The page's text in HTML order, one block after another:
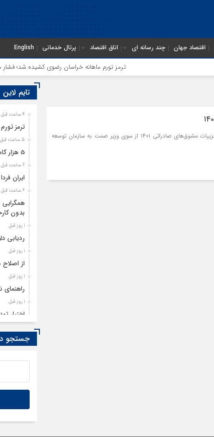
اقتصاد جهان چند رسانه ای اتاق اقتصاد پرتال خدماتی English
ترمز تورم ماهانه خراسان رضوی کشیده شد؛ فشار
با گذشت نزدیک به نیمی از سال جزییات مشوق‌های صادراتی ۱۴۰۱ از سوی وزیر صمت به سازمان توسعه
تایم لاین
4 ساعت قبل
ترمز
5 ساعت قبل
5 هزار کامیون متوقف در مرز دوغارون؛ ترانزیت ایران در آزمون بزرگ
6 ساعت قبل
ایران
6 ساعت قبل
بدون
1 روز قبل
ردیابی
1 روز قبل
از
1 روز قبل
راهنمای
1 روز قبل
اختیار
تمدید
جستجو